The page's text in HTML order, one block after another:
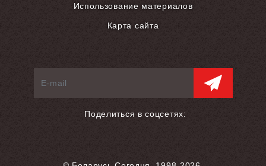
Использование материалов
Карта сайта
Поделиться в соцсетях: